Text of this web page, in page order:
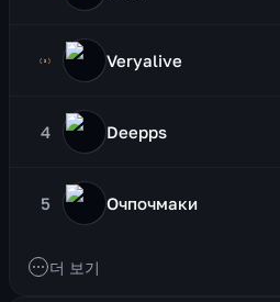
Veryalive
4 Deepps
5 Очпочмаки
더 보기